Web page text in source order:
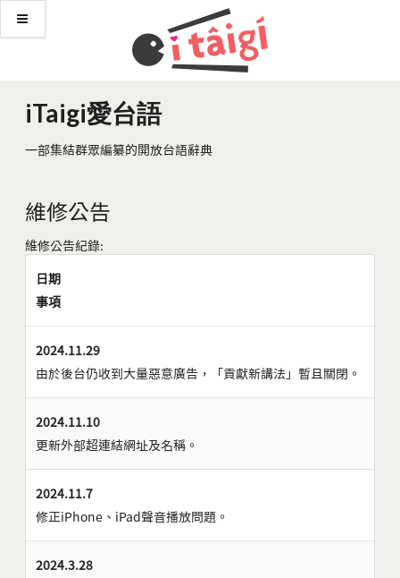
iTaigi愛台語
一部集結群眾編纂的開放台語辭典
維修公告
維修公告紀錄:
日期
事項
2024.11.29
由於後台仍收到大量惡意廣告，「貢獻新講法」暫且關閉。
2024.11.10
更新外部超連結網址及名稱。
2024.11.7
修正iPhone、iPad聲音播放問題。
2024.3.28